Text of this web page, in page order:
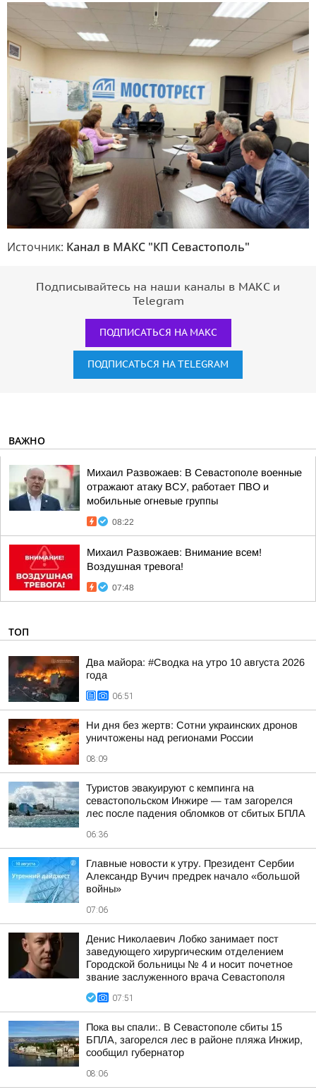
Источник: Канал в МАКС "КП Севастополь"
Подписывайтесь на наши каналы в МАКС и
Telegram
ПОДПИСАТЬСЯ НА МАКС
ПОДПИСАТЬСЯ НА TELEGRAM
ВАЖНО
Михаил Развожаев: В Севастополе военные
отражают атаку ВСУ, работает ПВО и
мобильные огневые группы
08:22
Михаил Развожаев: Внимание всем!
Воздушная тревога!
07:48
ТОП
Два майора: #Сводка на утро 10 августа 2026
года
06:51
Ни дня без жертв: Сотни украинских дронов
уничтожены над регионами России
08:09
Туристов эвакуируют с кемпинга на
севастопольском Инжире — там загорелся
лес после падения обломков от сбитых БПЛА
06:36
Главные новости к утру. Президент Сербии
Александр Вучич предрек начало «большой
войны»
07:06
Денис Николаевич Лобко занимает пост
заведующего хирургическим отделением
Городской больницы № 4 и носит почетное
звание заслуженного врача Севастополя
07:51
Пока вы спали:. В Севастополе сбиты 15
БПЛА, загорелся лес в районе пляжа Инжир,
сообщил губернатор
08:06